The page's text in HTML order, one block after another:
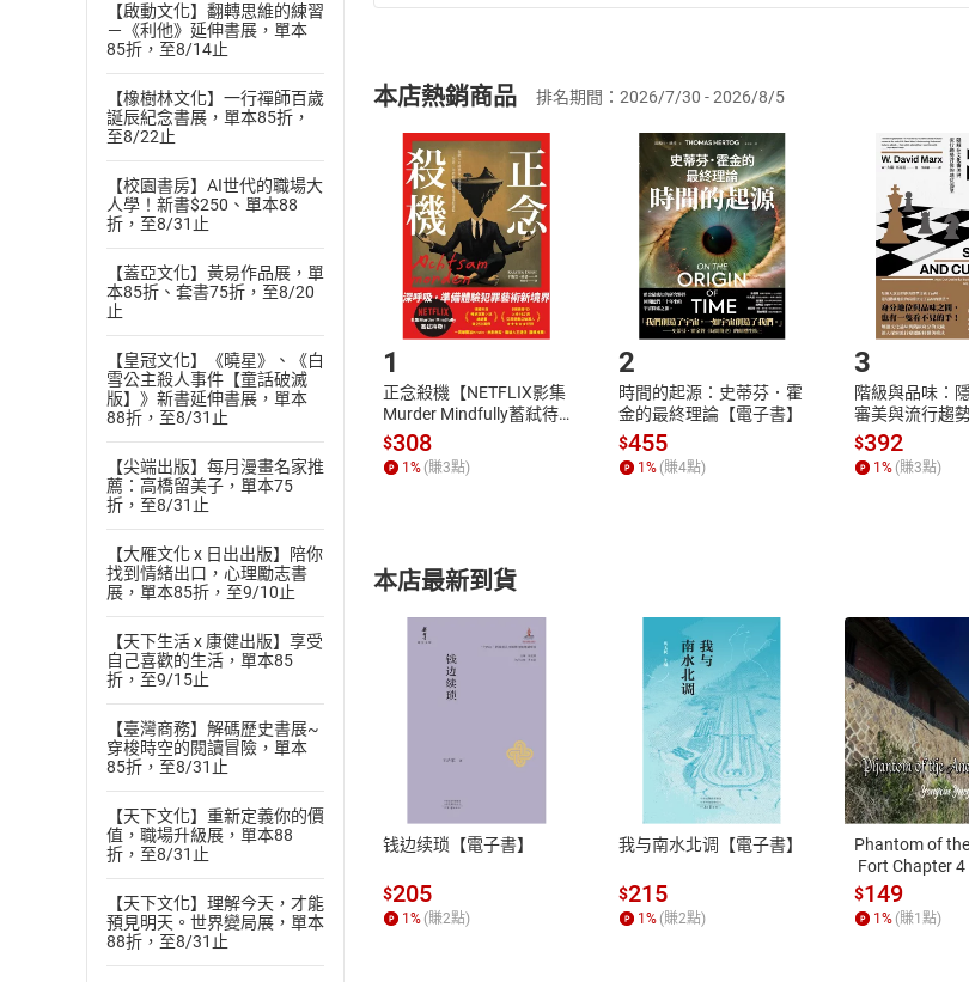
【啟動文化】翻轉思維的練習
－《利他》延伸書展，單本
85折，至8/14止
【橡樹林文化】一行禪師百歲
誕辰紀念書展，單本85折，
至8/22止
【校園書房】AI世代的職場大
人學！新書$250、單本88
折，至8/31止
【蓋亞文化】黃易作品展，單
本85折、套書75折，至8/20
止
【皇冠文化】《曉星》、《白
雪公主殺人事件【童話破滅
版】》新書延伸書展，單本
88折，至8/31止
【尖端出版】每月漫畫名家推
薦：高橋留美子，單本75
折，至8/31止
【大雁文化 x 日出出版】陪你
找到情緒出口，心理勵志書
展，單本85折，至9/10止
【天下生活 x 康健出版】享受
自己喜歡的生活，單本85
折，至9/15止
【臺灣商務】解碼歷史書展~
穿梭時空的閱讀冒險，單本
85折，至8/31止
【天下文化】重新定義你的價
值，職場升級展，單本88
折，至8/31止
【天下文化】理解今天，才能
預見明天。世界變局展，單本
88折，至8/31止
(一)依消費者保護法第19條第1項後段暨通訊交易解除權合理例
(二)消費者訂購本店鋪之商品即代表知悉本店鋪所銷售之商品
且已下載/存取電子書，不得請求退貨退款。
退貨方式：您欲取消訂單或辦理退貨時，請登入樂天市場，並於
貨」，本店鋪將依您的申請進行審核，待審核通過後將為您辦理退
請注意，樂天市場須以整筆訂單為單位進行取消/退貨，恕無法以
挑選商品
Choose
放入購物車
Shopping cart
登入
Login
購書後，如何開始使用？
Step1.選擇閱讀載具
付款方式
ATM轉帳、信用卡、LINE PAY、AFTEE
退換貨規範
本店是否提供消費者
之權利，遽消費者保
除權合理例外情事適
質各有不同規定。詳
照各商品說明。
本店熱銷商品 排名期間：2026/7/30 - 2026/8/5
1
正念殺機【NETFLIX影集
Murder Mindfully蓄弒待
發】【電子書】
$308
1% (賺3點)
2
時間的起源：史蒂芬．霍
金的最終理論【電子書】
$455
1% (賺4點)
3
階級與品味：
審美與流行趨
位渴望【電子書
$392
1% (賺3點)
本店最新到貨
钱边续琐【電子書】
$205
1 % (賺2點)
我与南水北调【電子書】
$215
1 % (賺2點)
Phantom of
Fort Chapter
書】
$149
1 % (賺1 點)